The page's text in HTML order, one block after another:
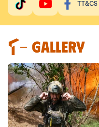
TT&CS
GALLERY